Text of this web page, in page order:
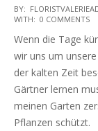
2024-
06-
22
BY:
WITH: 0 COMMENTS
Wenn die Tage
wir uns um
der kalten Zeit
Gärtner lernen
meinen Garten
Pflanzen schützt.